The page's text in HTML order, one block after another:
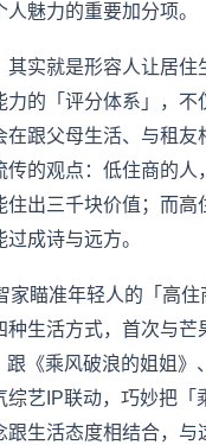
魅力的重要加分项。
其实就是形容人让居住
力的「评分体系」，不
在跟父母生活、与租友
传的观点：低住商的人
住出三千块价值；而高
成诗与远方。
家瞄准年轻人的「高住
种生活方式，首次与芒
跟《乘风破浪的姐姐》
综艺IP联动，巧妙把「
跟生活态度相结合，与